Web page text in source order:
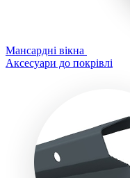
Мансардні вікна
Аксесуари до покрівлі